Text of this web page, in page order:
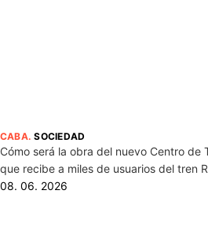
CABA.SOCIEDAD
Cómo será la obra del nuevo Centro de
que recibe a miles de usuarios del tren
08. 06. 2026